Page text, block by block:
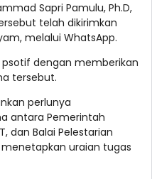
Sapri Pamulu, Ph.D,
telah dikirimkan
melalui WhatsApp.
dengan memberikan
tersebut.
perlunya
antara Pemerintah
dan Balai Pelestarian
uraian tugas